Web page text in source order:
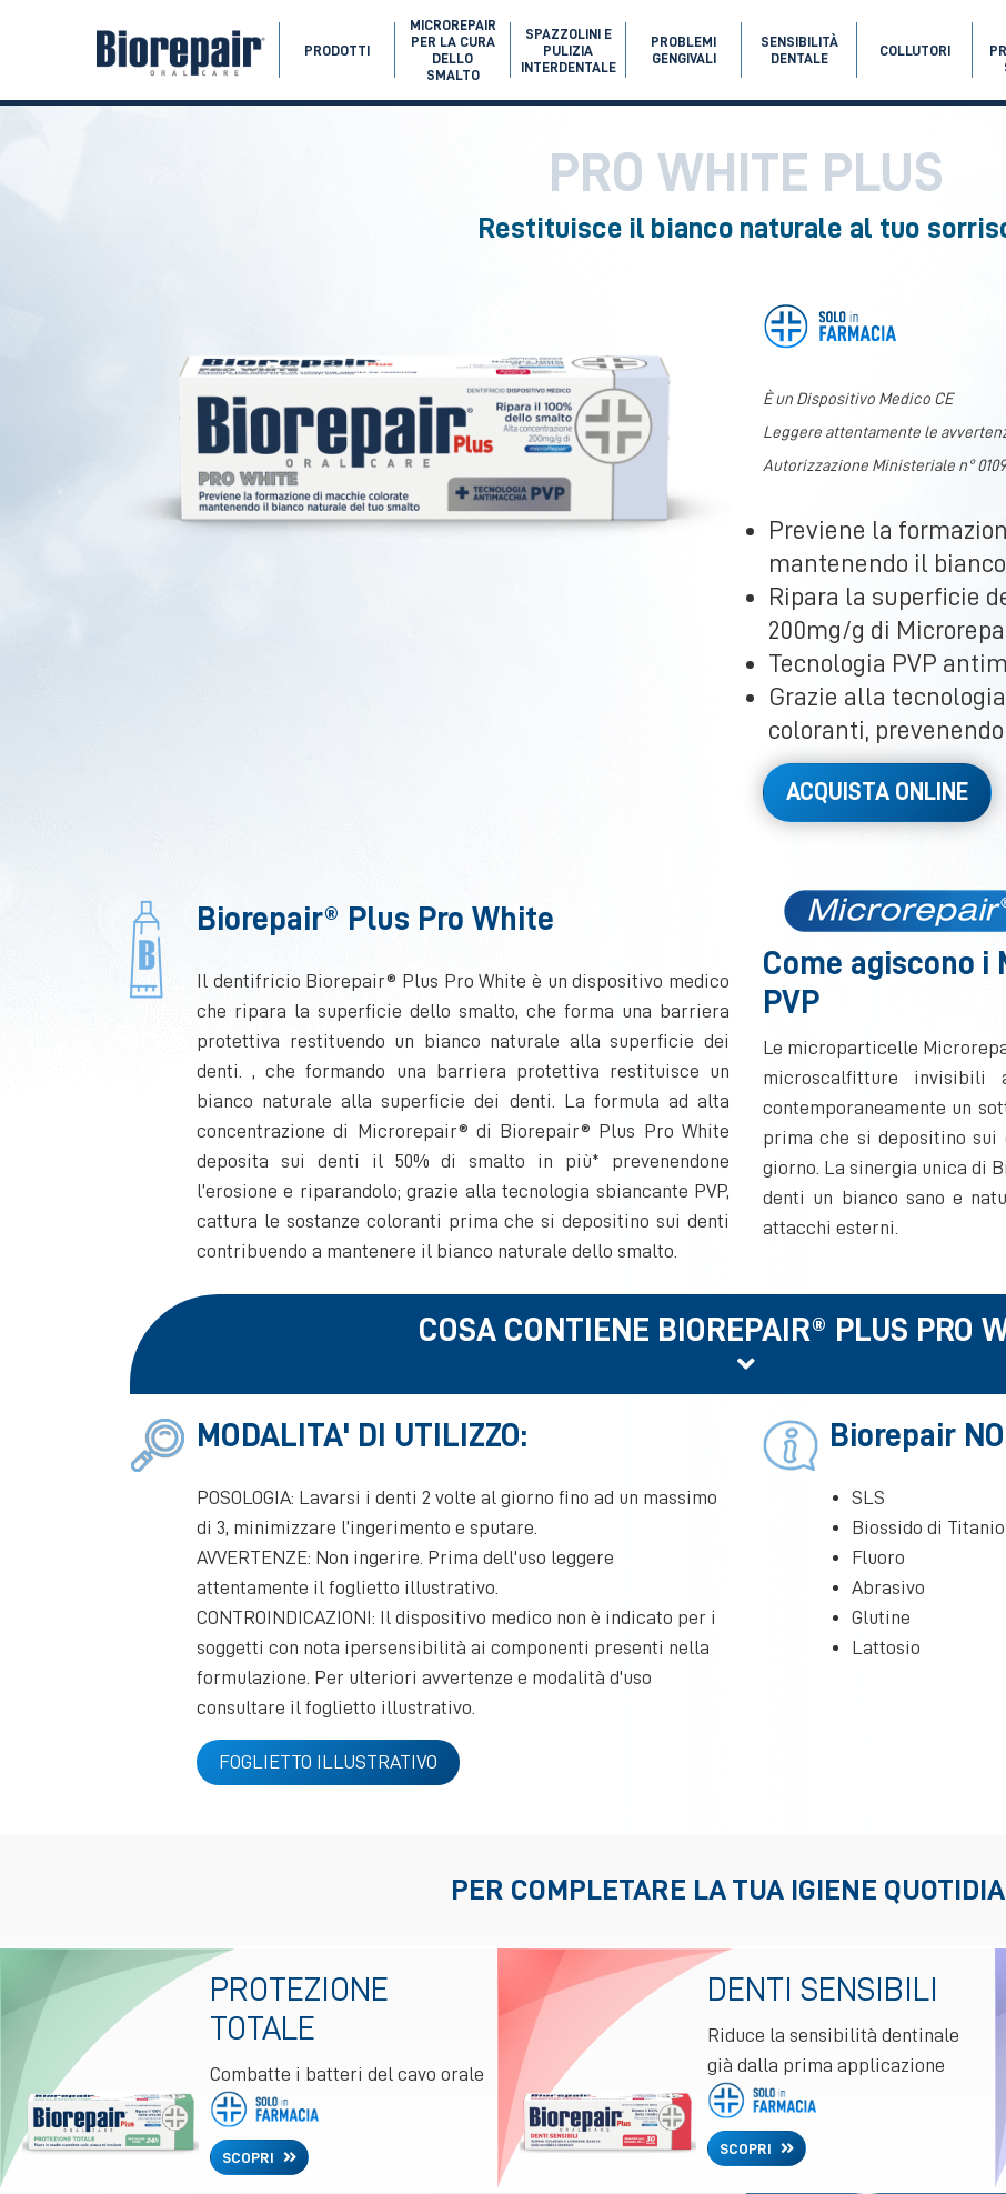
PRODOTTI
MICROREPAIR
PER LA CURA
DELLO
SMALTO
SPAZZOLINI E
PULIZIA
INTERDENTALE
PROBLEMI
GENGIVALI
SENSIBILITÀ
DENTALE
COLLUTORI
PRO WHITE PLUS
Restituisce il bianco naturale al tuo
È un Dispositivo Medico CE
Leggere attentamente le
Autorizzazione Ministeriale n°
Previene la
mantenendo il
Ripara la superficie
200mg/g di
Tecnologia PVP
Grazie alla
coloranti,
ACQUISTA ONLINE
Biorepair® Plus Pro White
Il dentifricio Biorepair® Plus Pro White è un dispositivo medico
che ripara la superficie dello smalto, che forma una barriera
protettiva restituendo un bianco naturale alla superficie dei
denti. , che formando una barriera protettiva restituisce un
bianco naturale alla superficie dei denti. La formula ad alta
concentrazione di Microrepair® di Biorepair® Plus Pro White
deposita sui denti il 50% di smalto in più* prevenendone
l’erosione e riparandolo; grazie alla tecnologia sbiancante PVP,
cattura le sostanze coloranti prima che si depositino sui denti
contribuendo a mantenere il bianco naturale dello smalto.
Come agiscono i
PVP
Le microparticelle
microscalfitture
contemporaneamente un
prima che si depositino
giorno. La sinergia unica di
denti un bianco sano e
attacchi esterni.
COSA CONTIENE BIOREPAIR® PLUS PRO
MODALITA' DI UTILIZZO:
POSOLOGIA: Lavarsi i denti 2 volte al giorno fino ad un massimo
di 3, minimizzare l’ingerimento e sputare.
AVVERTENZE: Non ingerire. Prima dell'uso leggere
attentamente il foglietto illustrativo.
CONTROINDICAZIONI: Il dispositivo medico non è indicato per i
soggetti con nota ipersensibilità ai componenti presenti nella
formulazione. Per ulteriori avvertenze e modalità d'uso
consultare il foglietto illustrativo.
FOGLIETTO ILLUSTRATIVO
Biorepair
SLS
Biossido di Titanio
Fluoro
Abrasivo
Glutine
Lattosio
PER COMPLETARE LA TUA IGIENE
PROTEZIONE
TOTALE
Combatte i batteri del cavo orale
SCOPRI
DENTI SENSIBILI
Riduce la sensibilità dentinale
già dalla prima applicazione
SCOPRI